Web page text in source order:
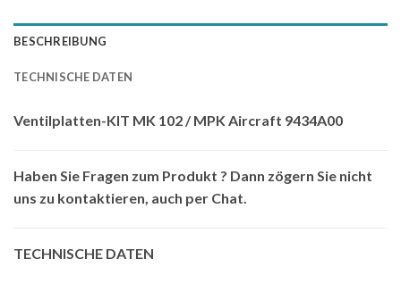
BESCHREIBUNG
TECHNISCHE DATEN
Ventilplatten-KIT MK 102 / MPK Aircraft 9434A00
Haben Sie Fragen zum Produkt ? Dann zögern Sie nicht
uns zu kontaktieren, auch per Chat.
TECHNISCHE DATEN